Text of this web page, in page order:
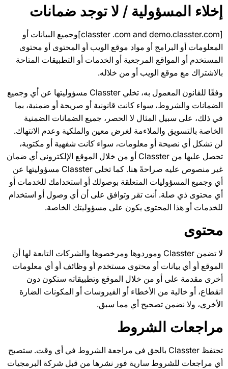
إخلاء المسؤولية / لا توجد ضمانات
[classter .com and demo.classter.com]وجميع البيانات أو
المعلومات أو البرامج أو مواد موقع الويب أو المحتوى أو محتوى
المستخدم أو المواقع المرجعية أو الخدمات أو التطبيقات المتاحة
بالاشتراك مع موقع الويب أو من خلاله.
وفقًا للقانون المعمول به، تخلي Classter مسؤوليتها عن أي وجميع
الضمانات والشروط، سواء كانت قانونية أو صريحة أو ضمنية، بما
في ذلك، على سبيل المثال لا الحصر، جميع الضمانات الضمنية
الخاصة بالتسويق والملاءمة لغرض معين والملكية وعدم الانتهاك.
لن تشكل أي نصيحة أو معلومات، سواء كانت شفهية أو مكتوبة،
تحصل عليها من Classter أو من خلال الموقع الإلكتروني أي ضمان
غير منصوص عليه صراحةً هنا. كما تخلي Classter مسؤوليتها عن
أي وجميع المسؤوليات المتعلقة بوصولك أو استخدامك للخدمات أو
أي محتوى ذي صلة. أنت تقر وتوافق على أن أي وصول أو استخدام
للخدمات أو هذا المحتوى يكون على مسؤوليتك الخاصة.
محتوى
لا تضمن Classter وموردوها ومرخصوها والشركات التابعة لها أن
الموقع أو أي بيانات أو محتوى مستخدم أو وظائف أو أي معلومات
أخرى مقدمة على أو من خلال الموقع وتطبيقاته ستكون دون
انقطاع، أو خالية من الأخطاء أو الفيروسات أو المكونات الضارة
الأخرى، ولا نضمن تصحيح أي مما سبق.
مراجعات الشروط
تحتفظ Classter بالحق في مراجعة الشروط في أي وقت. ستصبح
أي مراجعات للشروط سارية فور نشرها من قبل شركة البرمجيات